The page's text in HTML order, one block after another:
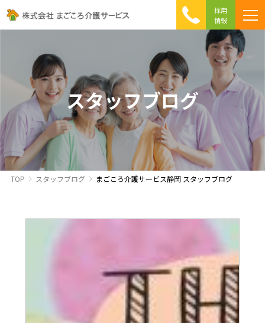
採用
情報
ころ介護の特徴
への取り組み
相談 Q&A
て介護を利用する方へ
スタッフブログ
TOP スタッフブログ まごころ介護サービス静岡 スタッフブログ